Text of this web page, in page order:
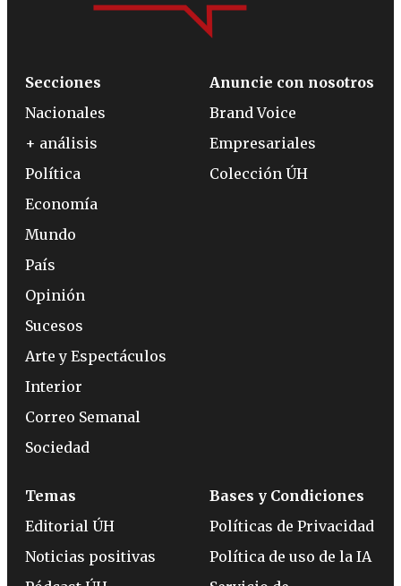
Secciones
Nacionales
+ análisis
Política
Economía
Mundo
País
Opinión
Sucesos
Arte y Espectáculos
Interior
Correo Semanal
Sociedad
Anuncie con nosotros
Brand Voice
Empresariales
Colección ÚH
Temas
Editorial ÚH
Noticias positivas
Bases y Condiciones
Políticas de Privacidad
Política de uso de la IA